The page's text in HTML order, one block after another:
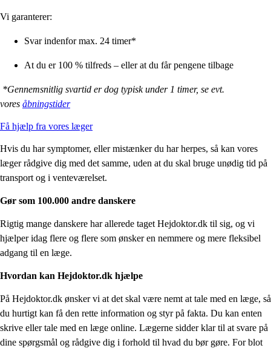
Vi garanterer:
Svar indenfor max. 24 timer*
At du er 100 % tilfreds – eller at du får pengene tilbage
*Gennemsnitlig svartid er dog typisk under 1 timer, se evt.
vores åbningstider
Få hjælp fra vores læger
Hvis du har symptomer, eller mistænker du har herpes, så kan vores
læger rådgive dig med det samme, uden at du skal bruge unødig tid på
transport og i venteværelset.
Gør som 100.000 andre danskere
Rigtig mange danskere har allerede taget Hejdoktor.dk til sig, og vi
hjælper idag flere og flere som ønsker en nemmere og mere fleksibel
adgang til en læge.
Hvordan kan Hejdoktor.dk hjælpe
På Hejdoktor.dk ønsker vi at det skal være nemt at tale med en læge, så
du hurtigt kan få den rette information og styr på fakta. Du kan enten
skrive eller tale med en læge online. Lægerne sidder klar til at svare på
dine spørgsmål og rådgive dig i forhold til hvad du bør gøre. For blot